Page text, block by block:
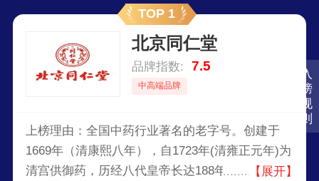
入
榜
规
则
TOP 1
北京同仁堂
品牌指数: 7.5
中高端品牌
上榜理由：全国中药行业著名的老字号。创建于
1669年（清康熙八年），自1723年(清雍正元年)为
清宫供御药，历经八代皇帝长达188年。同仁堂集
【展开】